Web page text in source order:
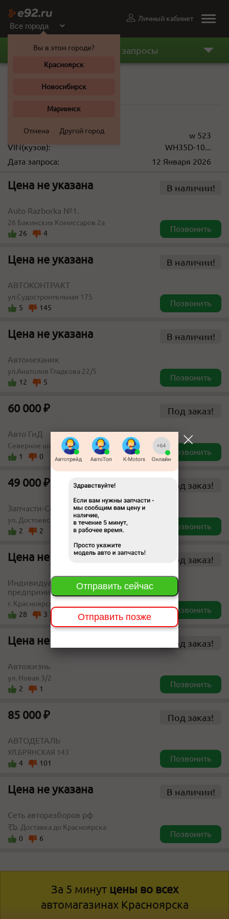
Toggle
Личный кабинет
Вы в этом городе?
Красноярск
Новосибирск
Мариинск
Отмена Другой город
Последние запросы
Mazda Titan 2006 г.
Описание:
w 523
VIN(кузов):
WH35D-10...
Дата запроса:
12 Января 2026
Цена не указана В наличии!
Auto Razborka №1.
26 Бакинских Комиссаров 2а
26
4 Позвонить
Цена не указана В наличии!
АВТОКОНТРАКТ
ул.Судостроительная 175
5
145 Позвонить
Цена не указана В наличии!
Автомеханик
ул.Анатолия Гладкова 22/5
12
5 Позвонить
60 000 ₽ Под заказ!
Авто ГиД
Северное шоссе 31
1
0 Позвонить
49 000 ₽ Под заказ!
Запчасти-Сервис
ул. Достоевского 15а
2
2 Позвонить
Цена не указана Под заказ!
Индивидуальный
предприниматель
г. Красноярск, пер. Якорный 17а-115
28
3 Позвонить
Цена не указана Под заказ!
Автожизнь
ул. Новая 3/2
2
1 Позвонить
85 000 ₽ Под заказ!
АВТОДЕТАЛЬ
УЛ.БРЯНСКАЯ 143
4
101 Позвонить
Цена не указана В наличии!
Сеть авторазборов рф
Доставка до Красноярска
0
6 Позвонить
За 5 минут цены во всех
автомагазинах Красноярска
Отправить сейчас
Отправить позже